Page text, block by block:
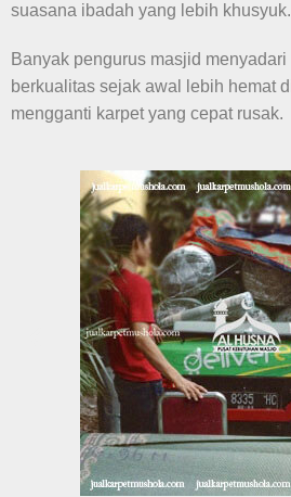
suasana ibadah yang lebih khusyuk.
Banyak pengurus masjid
berkualitas sejak awal lebih hemat
mengganti karpet yang cepat rusak.